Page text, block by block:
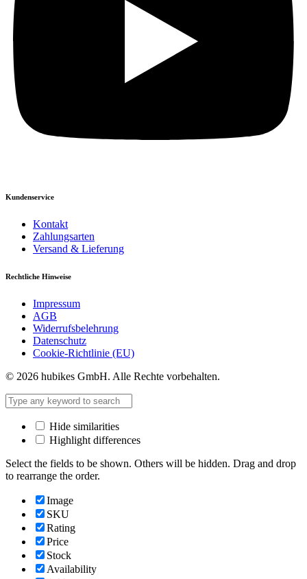
Kundenservice
Kontakt
Zahlungsarten
Versand & Lieferung
Rechtliche Hinweise
Impressum
AGB
Widerrufsbelehrung
Datenschutz
Cookie-Richtlinie (EU)
© 2026 hubikes GmbH. Alle Rechte vorbehalten.
Hide similarities
Highlight differences
Select the fields to be shown. Others will be hidden. Drag and drop
to rearrange the order.
Image
SKU
Rating
Price
Stock
Availability